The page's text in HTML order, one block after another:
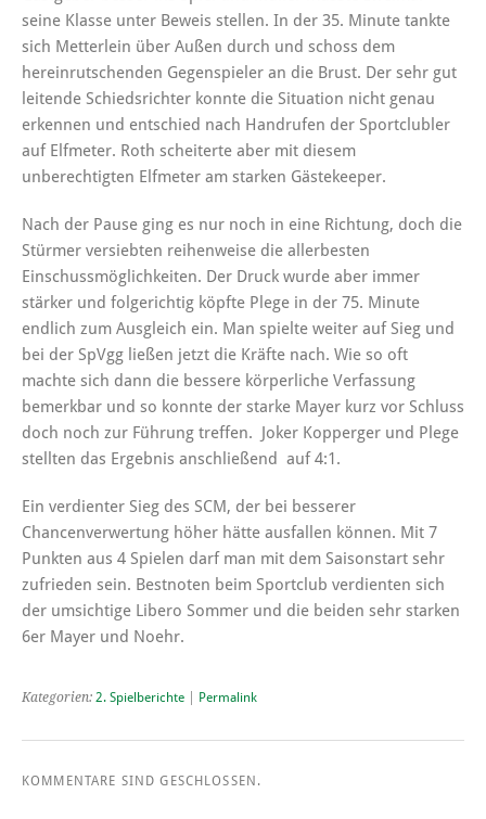
seine Klasse unter Beweis stellen. In der 35. Minute tankte
sich Metterlein über Außen durch und schoss dem
hereinrutschenden Gegenspieler an die Brust. Der sehr gut
leitende Schiedsrichter konnte die Situation nicht genau
erkennen und entschied nach Handrufen der Sportclubler
auf Elfmeter. Roth scheiterte aber mit diesem
unberechtigten Elfmeter am starken Gästekeeper.
Nach der Pause ging es nur noch in eine Richtung, doch die
Stürmer versiebten reihenweise die allerbesten
Einschussmöglichkeiten. Der Druck wurde aber immer
stärker und folgerichtig köpfte Plege in der 75. Minute
endlich zum Ausgleich ein. Man spielte weiter auf Sieg und
bei der SpVgg ließen jetzt die Kräfte nach. Wie so oft
machte sich dann die bessere körperliche Verfassung
bemerkbar und so konnte der starke Mayer kurz vor Schluss
doch noch zur Führung treffen. Joker Kopperger und Plege
stellten das Ergebnis anschließend auf 4:1.
Ein verdienter Sieg des SCM, der bei besserer
Chancenverwertung höher hätte ausfallen können. Mit 7
Punkten aus 4 Spielen darf man mit dem Saisonstart sehr
zufrieden sein. Bestnoten beim Sportclub verdienten sich
der umsichtige Libero Sommer und die beiden sehr starken
6er Mayer und Noehr.
Kategorien: 2. Spielberichte Permalink
KOMMENTARE SIND GESCHLOSSEN.